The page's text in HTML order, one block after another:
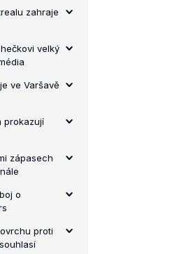
zahraje
velký
ve Varšavě
prokazují
zápasech
o
proti